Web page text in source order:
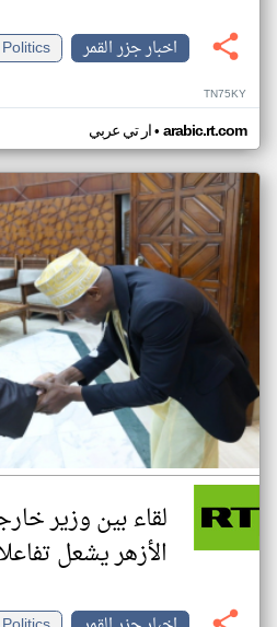
اخبار جزر القمر
Politics
TN75KY
ار تي عربي• arabic.rt.com
لقاء بين وزير
الأزهر يشعل